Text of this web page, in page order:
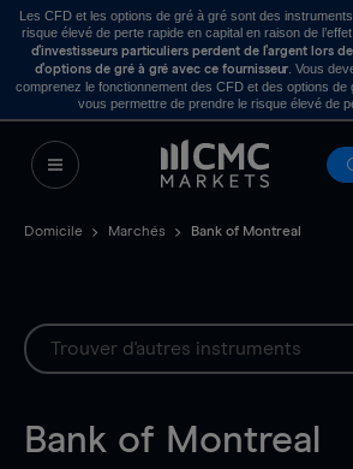
Les CFD et les options de gré à gré sont des
risque élevé de perte rapide en capital en raison de l’effet
d’investisseurs particuliers perdent de l’argent lors
d’options de gré à gré avec ce fournisseur . Vous
comprenez le fonctionnement des CFD et des options
vous permettre de prendre le risque élevé de
Domicile Marchés Bank of Montreal
Bank of Montreal